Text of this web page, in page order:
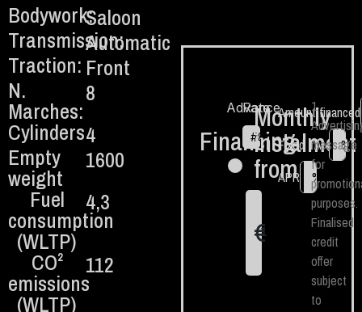
Bodywork:Saloon
Transmission:Automatic
Traction: Front
N.
Marches:
8
Cylinders4
Empty
weight
1600
Fuel
consumption
(WLTP)
4,3
CO²
emissions
(WLTP)
112
Financing
Advance
€
Rate
#84
Monthly
instalment
from:
€
1
Amount financed
Fixed TAN
%
APR
%
1.
message
for
purposes.
Finalised
credit
offer
subject
to